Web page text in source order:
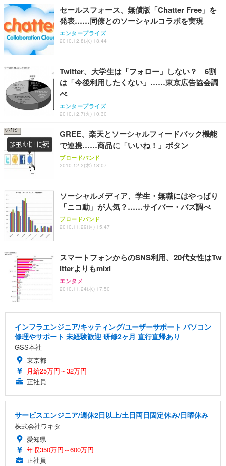
セールスフォース、無償版「Chatter Free」を
発表……同僚とのソーシャルコラボを実現
エンタープライズ
2010.12.8(水) 18:44
Twitter、大学生は「フォロー」しない？ 6割
は「今後利用したくない」……東京広告協会調
べ
エンタープライズ
2010.12.7(火) 10:30
GREE、楽天とソーシャルフィードバック機能
で連携……商品に「いいね！」ボタン
ブロードバンド
2010.12.2(木) 18:07
ソーシャルメディア、学生・無職にはやっぱり
「ニコ動」が人気？……サイバー・バズ調べ
ブロードバンド
2010.11.29(月) 15:47
スマートフォンからのSNS利用、20代女性はTw
itterよりもmixi
エンタメ
2010.11.24(水) 17:50
インフラエンジニア/キッティング/ユーザーサポート パソコン
修理やサポート 未経験歓迎 研修2ヶ月 直行直帰あり
GSS本社
東京都
月給25万円～32万円
正社員
サービスエンジニア/週休2日以上/土日両日固定休み/日曜休み
株式会社ワキタ
愛知県
年収350万円～600万円
正社員